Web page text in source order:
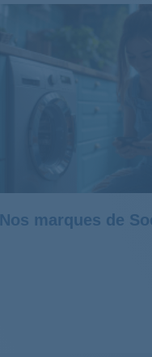
Nos marques de